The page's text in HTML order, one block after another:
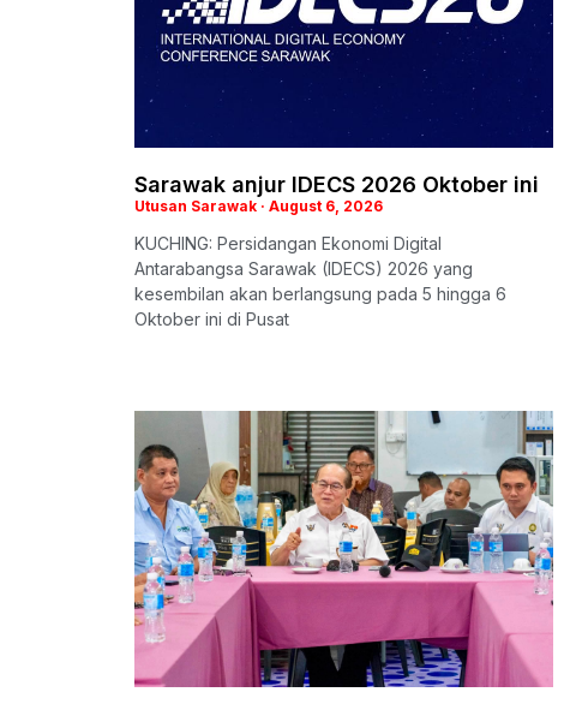
Sarawak anjur IDECS 2026 Oktober ini
Utusan Sarawak August 6, 2026
KUCHING: Persidangan Ekonomi Digital
Antarabangsa Sarawak (IDECS) 2026 yang
kesembilan akan berlangsung pada 5 hingga 6
Oktober ini di Pusat